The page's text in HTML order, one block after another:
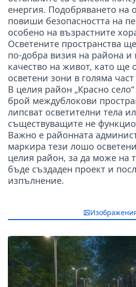
енергия. Подобряването на
повиши безопасността на
особено на възрастните
Осветените пространства
по-добра визия на района и
качество на живот, като ще
осветени зони в голяма
В целия район „Красно
брой междублокови
липсват осветителни тела
съществуващите не
Важно е районната
маркира тези лошо
целия район, за да може на
бъде създаден проект и
изпълнение.